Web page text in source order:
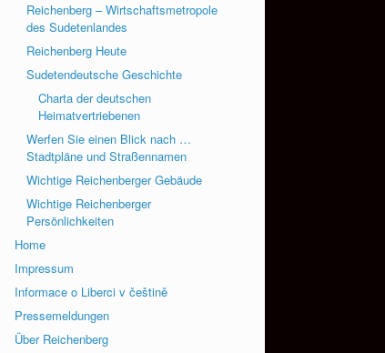
Reichenberg – Wirtschaftsmetropole
des Sudetenlandes
Reichenberg Heute
Sudetendeutsche Geschichte
Charta der deutschen
Heimatvertriebenen
Werfen Sie einen Blick nach …
Stadtpläne und Straßennamen
Wichtige Reichenberger Gebäude
Wichtige Reichenberger
Persönlichkeiten
Home
Impressum
Informace o Liberci v češtině
Pressemeldungen
Über Reichenberg